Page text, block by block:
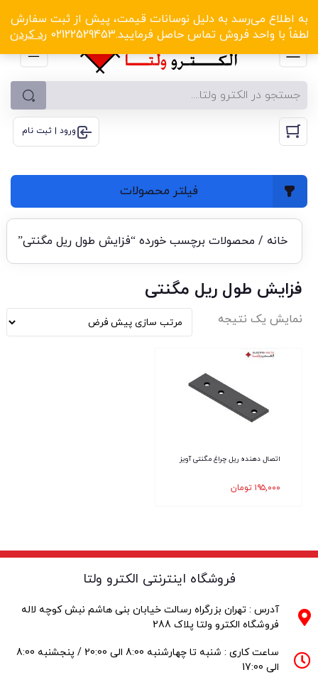
به اطلاع می‌رسد به دلیل نوسانات قیمت، پیش از ثبت سفارش
لطفاً با واحد فروش تماس حاصل فرمایید.02122529453
رد کردن
الکترو ولتا با تخفیف‌های شگفت‌انگیز! کلیک کنید
ورود | ثبت نام
فیلتر محصولات
خانه / محصولات برچسب خورده “فزایش طول ریل مگنتی”
فزایش طول ریل مگنتی
نمایش یک نتیجه
اتصال دهنده ریل چراغ مگنتی آویز
۱۹۵,۰۰۰ تومان
فروشگاه اینترنتی الکترو ولتا
آدرس : تهران بزرگراه رسالت خیابان بنی هاشم نبش کوچه لاله
فروشگاه الکترو ولتا پلاک 288
ساعت کاری : شنبه تا چهارشنبه 8:00 الی 20:00 / پنجشنبه 8:00
الی 17:00